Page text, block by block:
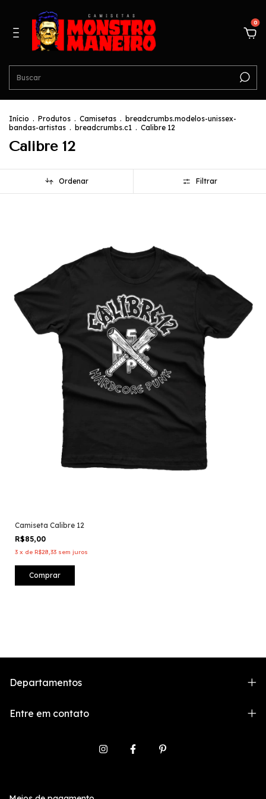
0
Início . Produtos . Camisetas . breadcrumbs.modelos-unissex-
bandas-artistas . breadcrumbs.c1 . Calibre 12
Calibre 12
Ordenar Filtrar
Camiseta Calibre 12
R$85,00
3 x de R$28,33 sem juros
Comprar
Departamentos
Entre em contato